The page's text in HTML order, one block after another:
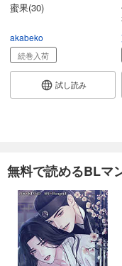
蜜果(30)
akabeko
続巻入荷
試し読み
無料で読めるBLマ